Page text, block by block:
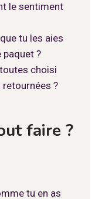
le sentiment
tu les aies
paquet ?
choisi
?
faire ?
tu en as